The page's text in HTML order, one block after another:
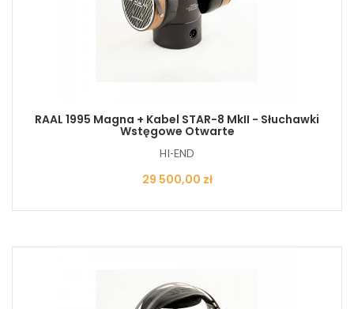
RAAL 1995 Magna + Kabel STAR-8 MkII - Słuchawki
Wstęgowe Otwarte
HI-END
Cena
29 500,00 zł